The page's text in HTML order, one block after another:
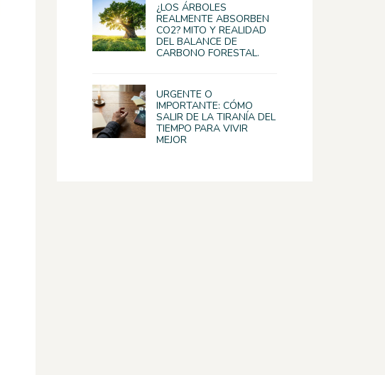
¿LOS ÁRBOLES
REALMENTE ABSORBEN
CO2? MITO Y REALIDAD
DEL BALANCE DE
CARBONO FORESTAL.
URGENTE O
IMPORTANTE: CÓMO
SALIR DE LA TIRANÍA DEL
TIEMPO PARA VIVIR
MEJOR